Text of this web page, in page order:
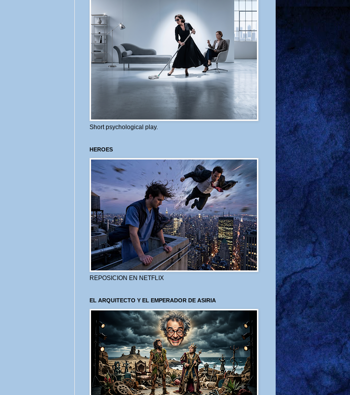
Short psychological play.
HEROES
REPOSICION EN NETFLIX
EL ARQUITECTO Y EL EMPERADOR DE ASIRIA